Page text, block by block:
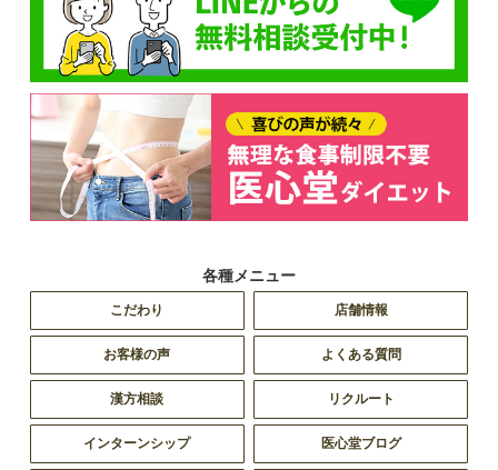
各種メニュー
こだわり 店舗情報
お客様の声 よくある質問
漢方相談 リクルート
インターンシップ 医心堂ブログ